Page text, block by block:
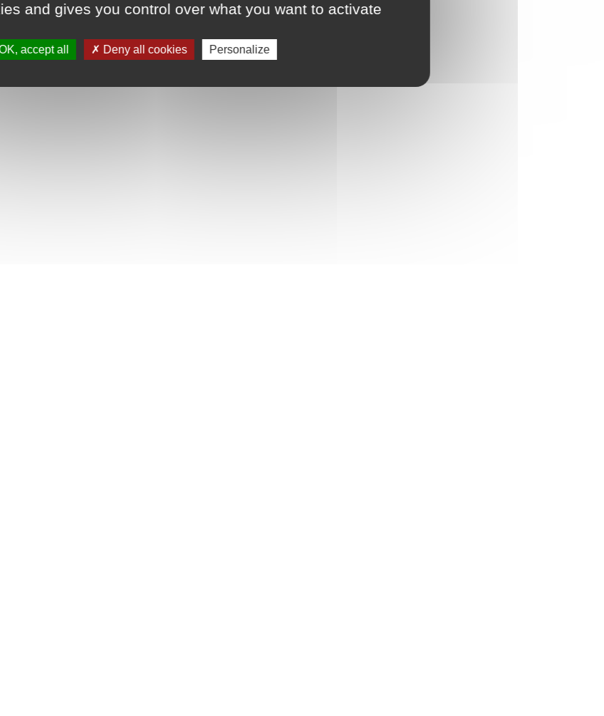
and gives you control over what you want to activate
accept all Deny all cookies Personalize